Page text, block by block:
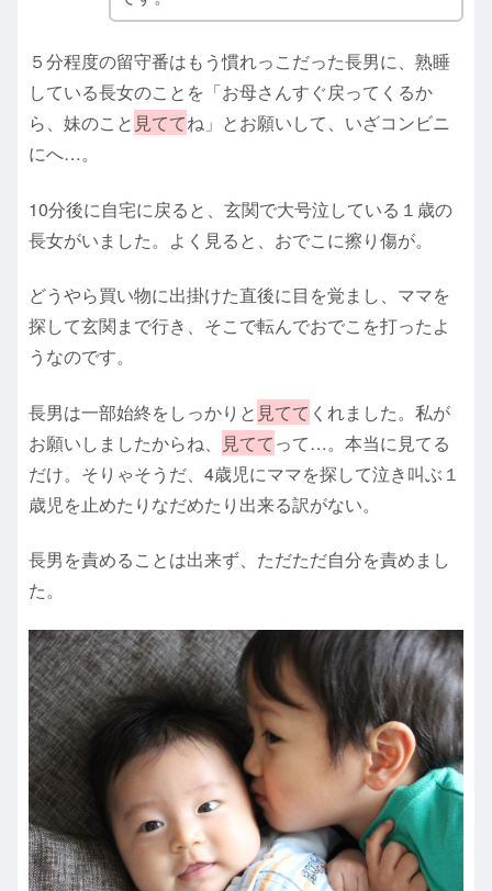
５分程度の留守番はもう慣れっこだった長男に、熟睡
している長女のことを「お母さんすぐ戻ってくるか
ら、妹のこと 見ててね」とお願いして、いざコンビニ
にへ…。
10分後に自宅に戻ると、玄関で大号泣している１歳の
長女がいました。よく見ると、おでこに擦り傷が。
どうやら買い物に出掛けた直後に目を覚まし、ママを
探して玄関まで行き、そこで転んでおでこを打ったよ
うなのです。
長男は一部始終をしっかりと 見てて くれました。私が
お願いしましたからね、
見ててって…。本当に見てる
だけ。そりゃそうだ、4歳児にママを探して泣き叫ぶ１
歳児を止めたりなだめたり出来る訳がない。
長男を責めることは出来ず、ただただ自分を責めまし
た。